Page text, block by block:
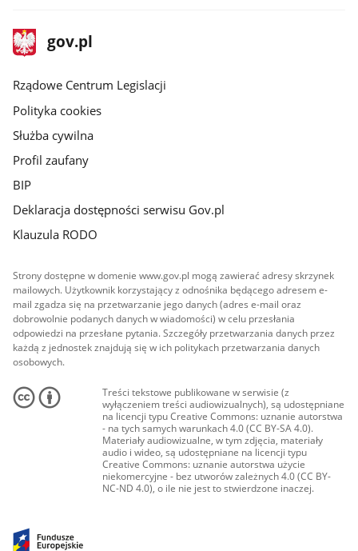
stopka
gov.plStrona
gov.pl
Rządowe Centrum Legislacji
Polityka cookies
Służba cywilna
Profil zaufany
BIP
Deklaracja dostępności serwisu Gov.pl
Klauzula RODO
Strony dostępne w domenie www.gov.pl mogą zawierać adresy skrzynek
mailowych. Użytkownik korzystający z odnośnika będącego adresem e-
mail zgadza się na przetwarzanie jego danych (adres e-mail oraz
dobrowolnie podanych danych w wiadomości) w celu przesłania
odpowiedzi na przesłane pytania. Szczegóły przetwarzania danych przez
każdą z jednostek znajdują się w ich politykach przetwarzania danych
osobowych.
Treści tekstowe publikowane w serwisie (z
wyłączeniem treści audiowizualnych), są udostępniane
na licencji typu Creative Commons: uznanie autorstwa
- na tych samych warunkach 4.0 (CC BY-SA 4.0).
Materiały audiowizualne, w tym zdjęcia, materiały
audio i wideo, są udostępniane na licencji typu
Creative Commons: uznanie autorstwa użycie
niekomercyjne - bez utworów zależnych 4.0 (CC BY-
NC-ND 4.0), o ile nie jest to stwierdzone inaczej.